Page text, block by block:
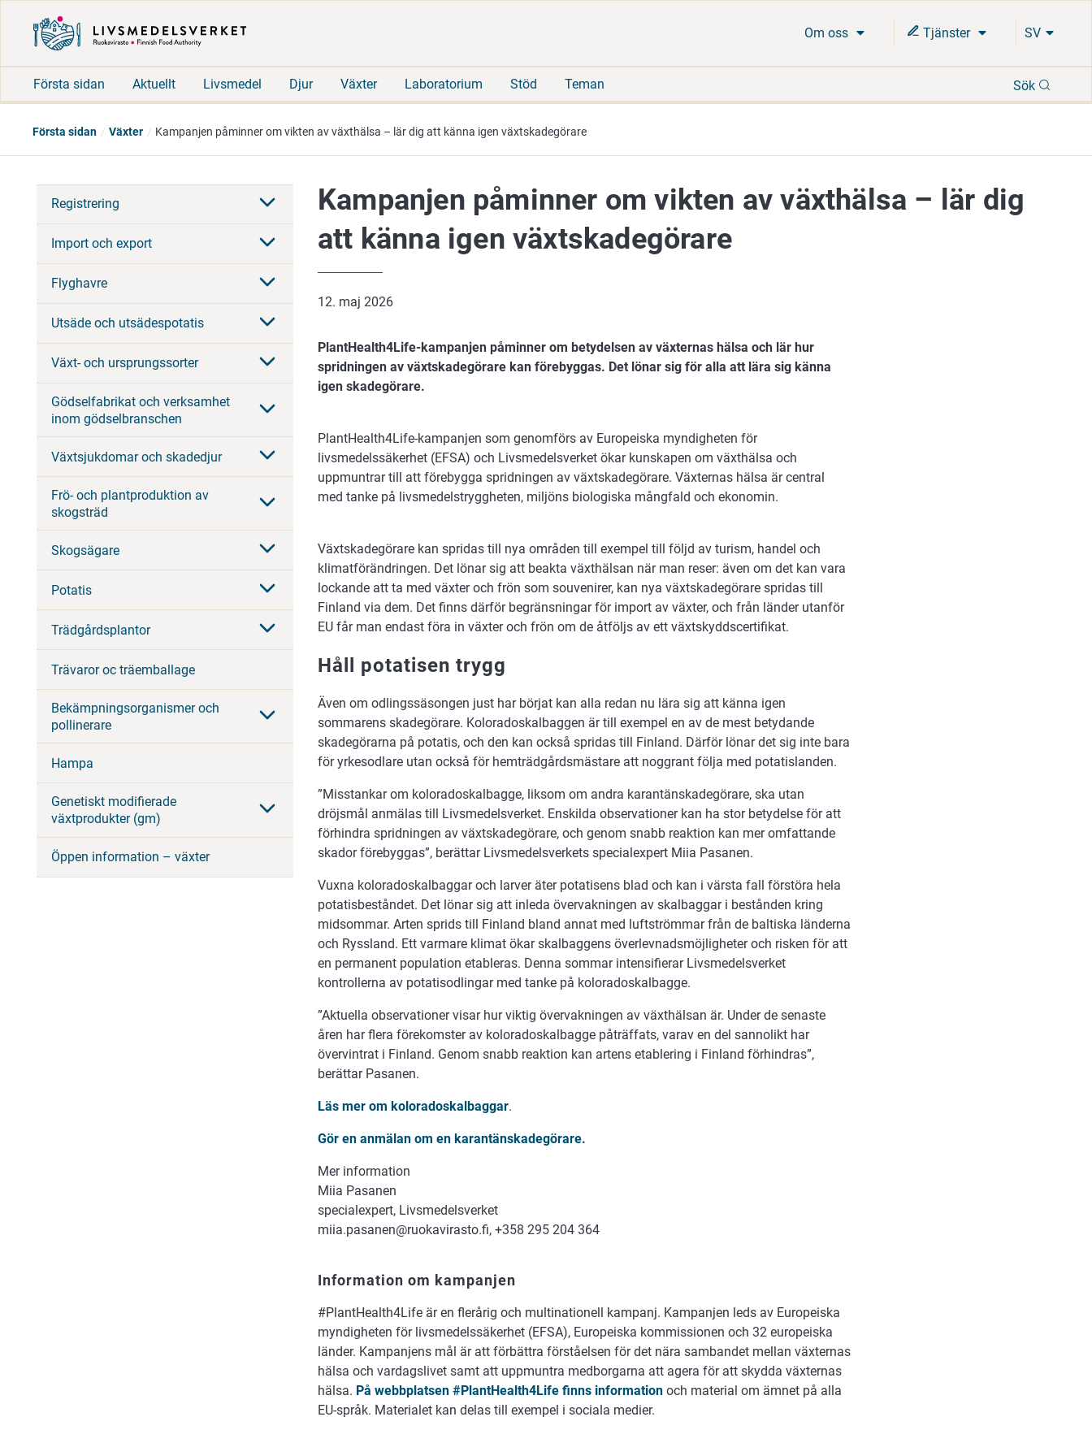
Om oss Tjänster SV
Första sidan Aktuellt Livsmedel Djur Växter Laboratorium Stöd Teman Sök
Första sidan Växter Kampanjen påminner om vikten av växthälsa – lär dig att känna igen växtskadegörare
Registrering
Import och export
Flyghavre
Utsäde och utsädespotatis
Växt- och ursprungssorter
Gödselfabrikat och verksamhet
inom gödselbranschen
Växtsjukdomar och skadedjur
Frö- och plantproduktion av
skogsträd
Skogsägare
Potatis
Trädgårdsplantor
Trävaror oc träemballage
Bekämpningsorganismer och
pollinerare
Hampa
Genetiskt modifierade
växtprodukter (gm)
Öppen information – växter
Kampanjen påminner om vikten av växthälsa – lär dig
att känna igen växtskadegörare
12. maj 2026
PlantHealth4Life-kampanjen påminner om betydelsen av växternas hälsa och lär hur
spridningen av växtskadegörare kan förebyggas. Det lönar sig för alla att lära sig känna
igen skadegörare.
PlantHealth4Life-kampanjen som genomförs av Europeiska myndigheten för
livsmedelssäkerhet (EFSA) och Livsmedelsverket ökar kunskapen om växthälsa och
uppmuntrar till att förebygga spridningen av växtskadegörare. Växternas hälsa är central
med tanke på livsmedelstryggheten, miljöns biologiska mångfald och ekonomin.
Växtskadegörare kan spridas till nya områden till exempel till följd av turism, handel och
klimatförändringen. Det lönar sig att beakta växthälsan när man reser: även om det kan vara
lockande att ta med växter och frön som souvenirer, kan nya växtskadegörare spridas till
Finland via dem. Det finns därför begränsningar för import av växter, och från länder utanför
EU får man endast föra in växter och frön om de åtföljs av ett växtskyddscertifikat.
Håll potatisen trygg
Även om odlingssäsongen just har börjat kan alla redan nu lära sig att känna igen
sommarens skadegörare. Koloradoskalbaggen är till exempel en av de mest betydande
skadegörarna på potatis, och den kan också spridas till Finland. Därför lönar det sig inte bara
för yrkesodlare utan också för hemträdgårdsmästare att noggrant följa med potatislanden.
”Misstankar om koloradoskalbagge, liksom om andra karantänskadegörare, ska utan
dröjsmål anmälas till Livsmedelsverket. Enskilda observationer kan ha stor betydelse för att
förhindra spridningen av växtskadegörare, och genom snabb reaktion kan mer omfattande
skador förebyggas”, berättar Livsmedelsverkets specialexpert Miia Pasanen.
Vuxna koloradoskalbaggar och larver äter potatisens blad och kan i värsta fall förstöra hela
potatisbeståndet. Det lönar sig att inleda övervakningen av skalbaggar i bestånden kring
midsommar. Arten sprids till Finland bland annat med luftströmmar från de baltiska länderna
och Ryssland. Ett varmare klimat ökar skalbaggens överlevnadsmöjligheter och risken för att
en permanent population etableras. Denna sommar intensifierar Livsmedelsverket
kontrollerna av potatisodlingar med tanke på koloradoskalbagge.
”Aktuella observationer visar hur viktig övervakningen av växthälsan är. Under de senaste
åren har flera förekomster av koloradoskalbagge påträffats, varav en del sannolikt har
övervintrat i Finland. Genom snabb reaktion kan artens etablering i Finland förhindras”,
berättar Pasanen.
Läs mer om koloradoskalbaggar.
Gör en anmälan om en karantänskadegörare.
Mer information
Miia Pasanen
specialexpert, Livsmedelsverket
miia.pasanen@ruokavirasto.fi, +358 295 204 364
Information om kampanjen
#PlantHealth4Life är en flerårig och multinationell kampanj. Kampanjen leds av Europeiska
myndigheten för livsmedelssäkerhet (EFSA), Europeiska kommissionen och 32 europeiska
länder. Kampanjens mål är att förbättra förståelsen för det nära sambandet mellan växternas
hälsa och vardagslivet samt att uppmuntra medborgarna att agera för att skydda växternas
hälsa. På webbplatsen #PlantHealth4Life finns information och material om ämnet på alla
EU-språk. Materialet kan delas till exempel i sociala medier.